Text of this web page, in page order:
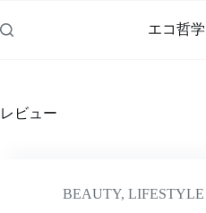
ン
ス
エコ哲学
レビュー
BEAUTY, LIFESTYLE